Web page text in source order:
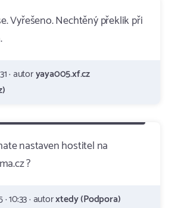
Vyřešeno. Nechtěný překlik při
· autoryaya005.xf.cz
nastaven hostitel na
?
10:33 · autorxtedy (Podpora)